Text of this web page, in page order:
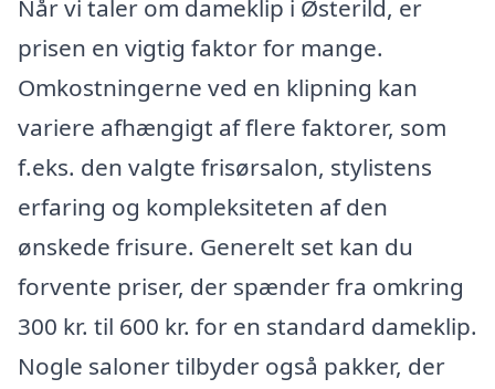
Når vi taler om dameklip i Østerild, er
prisen en vigtig faktor for mange.
Omkostningerne ved en klipning kan
variere afhængigt af flere faktorer, som
f.eks. den valgte frisørsalon, stylistens
erfaring og kompleksiteten af den
ønskede frisure. Generelt set kan du
forvente priser, der spænder fra omkring
300 kr. til 600 kr. for en standard dameklip.
Nogle saloner tilbyder også pakker, der